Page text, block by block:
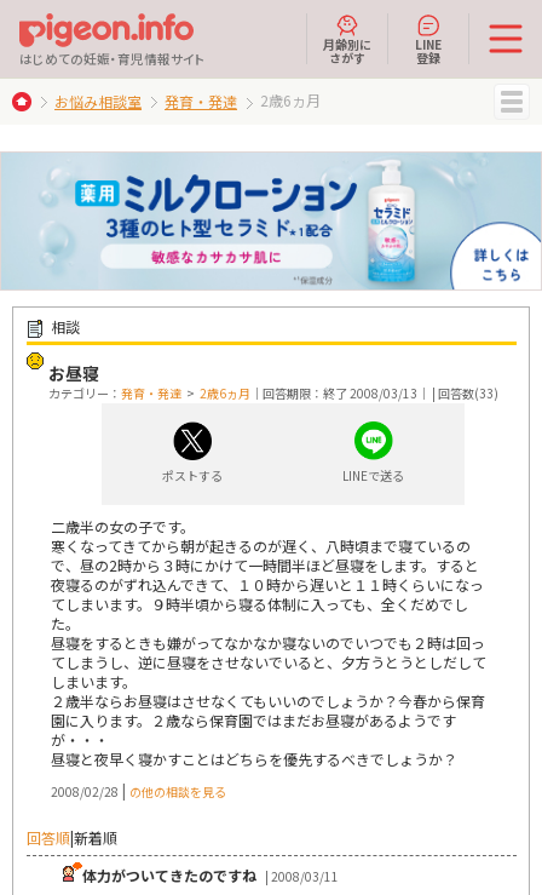
はじめての妊娠・育児情報サイト
月齢別に
さがす
LINE
登録
お悩み相談室 発育・発達 2歳6ヵ月
相談
お昼寝
カテゴリー： 発育・発達 > 2歳6ヵ月 ｜回答期限：終了 2008/03/13｜ | 回答数(33)
ポストする LINEで送る
二歳半の女の子です。
寒くなってきてから朝が起きるのが遅く、八時頃まで寝ているの
で、昼の2時から３時にかけて一時間半ほど昼寝をします。すると
夜寝るのがずれ込んできて、１０時から遅いと１１時くらいになっ
てしまいます。９時半頃から寝る体制に入っても、全くだめでし
た。
昼寝をするときも嫌がってなかなか寝ないのでいつでも２時は回っ
てしまうし、逆に昼寝をさせないでいると、夕方うとうとしだして
しまいます。
２歳半ならお昼寝はさせなくてもいいのでしょうか？今春から保育
園に入ります。２歳なら保育園ではまだお昼寝があるようです
が・・・
昼寝と夜早く寝かすことはどちらを優先するべきでしょうか？
2008/02/28 | の他の相談を見る
回答順|新着順
体力がついてきたのですね | 2008/03/11